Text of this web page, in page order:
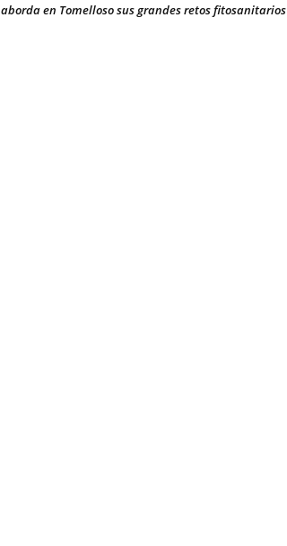
aborda en Tomelloso sus grandes retos fitosanitarios